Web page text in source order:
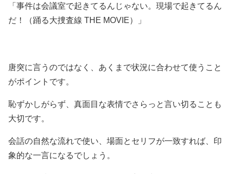
「事件は会議室で起きてるんじゃない。現場で起きてるん
だ！（踊る大捜査線 THE MOVIE）」
唐突に言うのではなく、あくまで状況に合わせて使うこと
がポイントです。
恥ずかしがらず、真面目な表情でさらっと言い切ることも
大切です。
会話の自然な流れで使い、場面とセリフが一致すれば、印
象的な一言になるでしょう。